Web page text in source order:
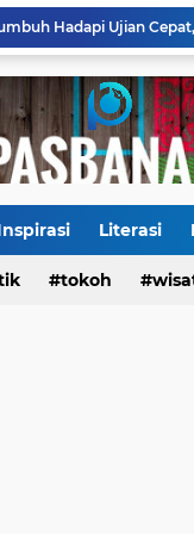
Literasi
Tokoh budaya
tokoh